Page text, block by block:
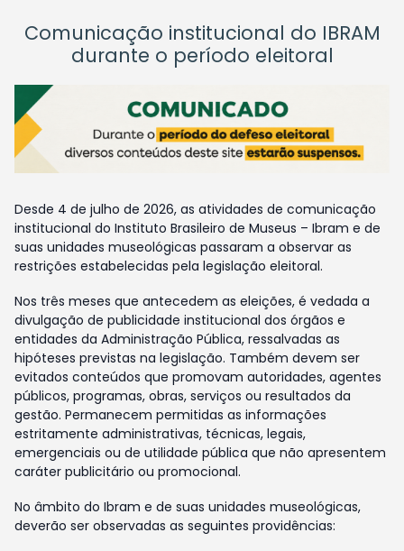
Comunicação institucional do IBRAM
durante o período eleitoral
Desde 4 de julho de 2026, as atividades de comunicação
institucional do Instituto Brasileiro de Museus – Ibram e de
suas unidades museológicas passaram a observar as
restrições estabelecidas pela legislação eleitoral.
Nos três meses que antecedem as eleições, é vedada a
divulgação de publicidade institucional dos órgãos e
entidades da Administração Pública, ressalvadas as
hipóteses previstas na legislação. Também devem ser
evitados conteúdos que promovam autoridades, agentes
públicos, programas, obras, serviços ou resultados da
gestão. Permanecem permitidas as informações
estritamente administrativas, técnicas, legais,
emergenciais ou de utilidade pública que não apresentem
caráter publicitário ou promocional.
No âmbito do Ibram e de suas unidades museológicas,
deverão ser observadas as seguintes providências: